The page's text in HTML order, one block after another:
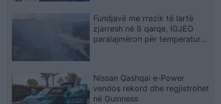
Fundjavë me rrezik të lartë
zjarresh në 8 qarqe, IGJEO
paralajmëron për temperatura
Nissan Qashqai e-Power
vendos rekord dhe regjistrohet
në Guinness